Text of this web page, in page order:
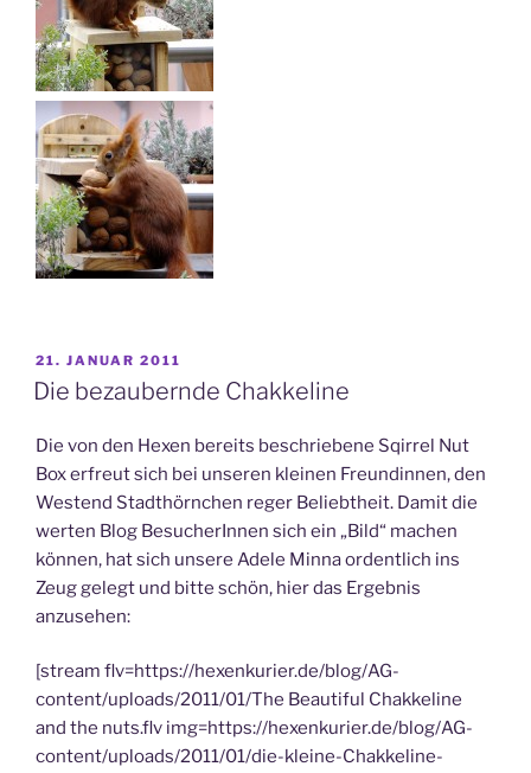
VERÖFFENTLICHT
AM
21. JANUAR 2011
Die bezaubernde Chakkeline
Die von den Hexen bereits beschriebene Sqirrel Nut
Box erfreut sich bei unseren kleinen Freundinnen, den
Westend Stadthörnchen reger Beliebtheit. Damit die
werten Blog BesucherInnen sich ein „Bild“ machen
können, hat sich unsere Adele Minna ordentlich ins
Zeug gelegt und bitte schön, hier das Ergebnis
anzusehen:
[stream flv=https://hexenkurier.de/blog/AG-
content/uploads/2011/01/The Beautiful Chakkeline
and the nuts.flv img=https://hexenkurier.de/blog/AG-
content/uploads/2011/01/die-kleine-Chakkeline-